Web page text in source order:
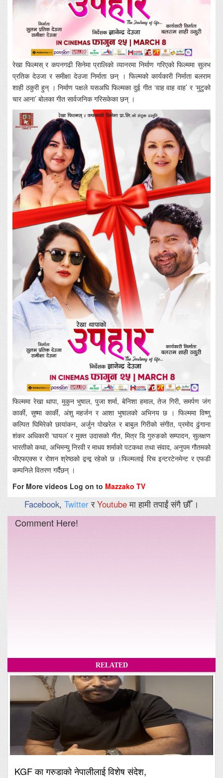
रेखा फिल्मस् र कपनगढी सिनेमा प्रालिको व्यानरमा निर्माण गरिएको फिल्ममा सुलभ
प्रतिक देउजा र समीक्षा देउजा निर्माता छन् । फिल्मको कार्यकारी निर्माता बलराम
शाही ठकुरी हुन् । निर्माण पक्षले यसअघि फिल्मका दुई गीत ‘वाह वाह वाह’ र ‘मुटुको
चार आना’ बोलका गीत सार्वजनिक गरिसकेका छन् ।
फिल्ममा रेखा थापा, मुकुन भुषाल, पुजा शर्मा, बेनिशा हमाल, तेज गिरी, समर्पण जंग
कार्की, सुष्मा कार्की, अंशु महर्जन र आशा भुषालको अभिनय छ । फिल्ममा विष्णु
कल्पित घिमिरेको छायांकन, अर्जुन पोखरेल र बाबुल गिरीको संगीत, प्रमोद ढुंगाना
शंकर अधिकारी ‘घायल’ र मुक्त उदासको गीत, मित्र डि गुरुङको सम्पादन, सुलक्षण
भारतीको कथा, अभिमन्यु निरवी र माधव शर्माको पटकथा तथा संवाद, अनुपम गौतमको
भीएफएक्स र रोशन श्रेष्ठको द्वन्द्व रहेको छ ।फिल्मलाई रिच इन्टरटेनमेन्ट र एफडी
कम्पनिले वितरण गर्दैछन् ।
For More videos Log on to Mazzako TV
Facebook, TwitterरYoutubeमा हामी तपाईं संगै छौँ ।
Comment Here!
RELATED
KGF का गरुडाको नेपालीलाई विशेष संदेश,